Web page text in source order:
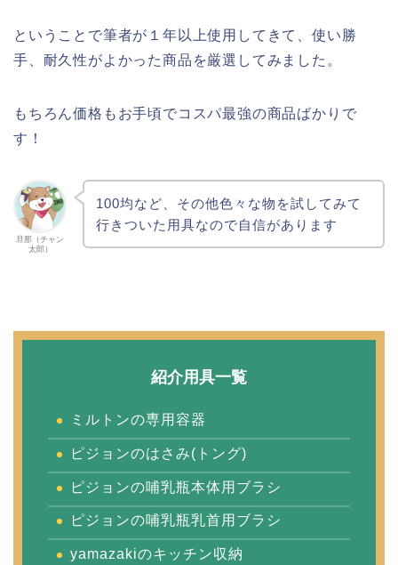
ということで筆者が１年以上使用してきて、使い勝
手、耐久性がよかった商品を厳選してみました。
もちろん価格もお手頃でコスパ最強の商品ばかりで
す！
旦那（チャン
太郎）
100均など、その他色々な物を試してみて
行きついた用具なので自信があります
紹介用具一覧
ミルトンの専用容器
ピジョンのはさみ(トング)
ピジョンの哺乳瓶本体用ブラシ
ピジョンの哺乳瓶乳首用ブラシ
yamazakiのキッチン収納